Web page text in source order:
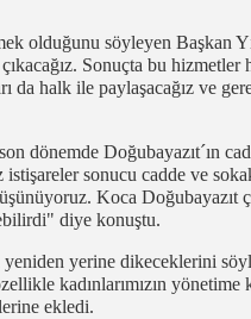
olduğunu söyleyen Başkan
Sonuçta bu
da halk ile paylaşacağız ve
dönemde Doğubayazıt´ın
istişareler sonucu cadde ve
Koca Doğubayazıt
diye konuştu.
yerine dikeceklerini
kadınlarımızın yönetime
ekledi.